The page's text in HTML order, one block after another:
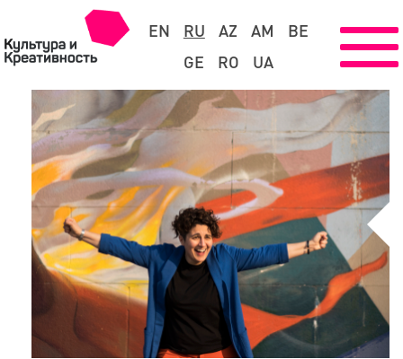
EN RU AZ AM
BE
GE
RO UA